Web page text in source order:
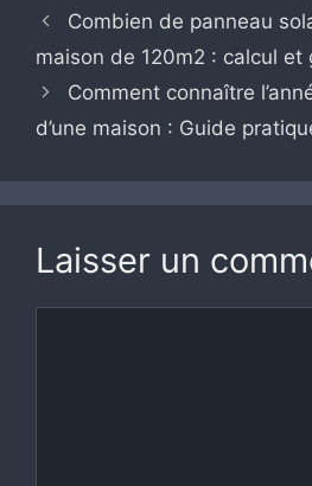
Combien de panneau
maison de 120m2 : calcul et
Comment connaître
d’une maison : Guide
Laisser un